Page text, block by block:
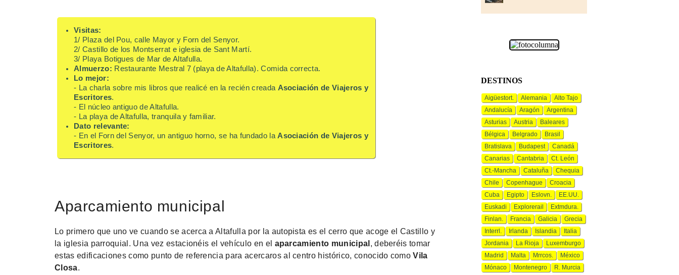
Visitas:
1/ Plaza del Pou, calle Mayor y Forn del Senyor.
2/ Castillo de los Montserrat e iglesia de Sant Martí.
3/ Playa Botigues de Mar de Altafulla.
Almuerzo: Restaurante Mestral 7 (playa de Altafulla). Comida correcta.
Lo mejor:
- La charla sobre mis libros que realicé en la recién creada Asociación de Viajeros y
Escritores.
- El núcleo antiguo de Altafulla.
- La playa de Altafulla, tranquila y familiar.
Dato relevante:
- En el Forn del Senyor, un antiguo horno, se ha fundado laAsociación de Viajeros y
Escritores.
Aparcamiento municipal
Lo primero que uno ve cuando se acerca a Altafulla por la autopista es el cerro que acoge el Castillo y
la iglesia parroquial. Una vez estacionéis el vehículo en el aparcamiento municipal , deberéis tomar
estas edificaciones como punto de referencia para acercaros al centro histórico, conocido comoVila
Closa.
DESTINOS
Aigüestort. Alemania
Alto Tajo
Andalucía
Aragón
Argentina
Asturias
Austria
Baleares
Bélgica
Belgrado
Brasil
Bratislava
Budapest
Canadá
Canarias
Cantabria
Ct. León
Ct.-Mancha
Cataluña
Chequia
Chile
Copenhague
Croacia
Cuba
Egipto Eslovn.
EE.UU.
Euskadi
Explorerail
Extmdura.
Finlan.
Francia Galicia
Grecia
Interrl.
Irlanda Islandia
Italia
Jordania
La Rioja
Luxemburgo
Madrid
Malta Mrrcos.
México
Mónaco
Montenegro
R. Murcia